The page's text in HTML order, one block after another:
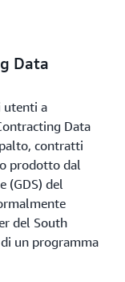
Data
utenti a
Data
contratti
prodotto dal
(GDS) del
del South
un programma